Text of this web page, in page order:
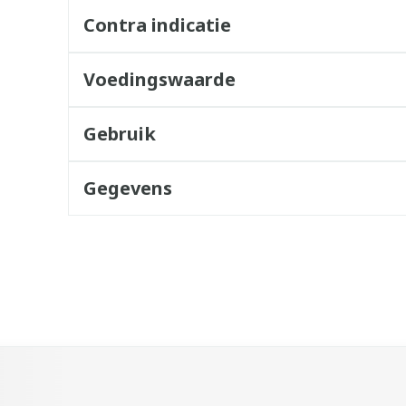
Contra indicatie
Voedingswaarde
Gebruik
Gegevens